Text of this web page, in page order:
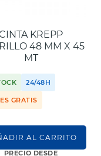
KREPP
48 MM X 45
MT
24/48H
GRATIS
AL CARRITO
PRECIO DESDE